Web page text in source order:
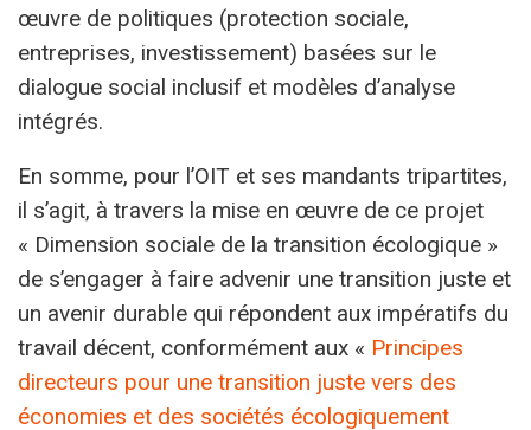
œuvre de politiques (protection sociale,
entreprises, investissement) basées sur le
dialogue social inclusif et modèles d’analyse
intégrés.
En somme, pour l’OIT et ses mandants tripartites,
il s’agit, à travers la mise en œuvre de ce projet
« Dimension sociale de la transition écologique »
de s’engager à faire advenir une transition juste et
un avenir durable qui répondent aux impératifs du
travail décent, conformément aux « Principes
directeurs pour une transition juste vers des
économies et des sociétés écologiquement